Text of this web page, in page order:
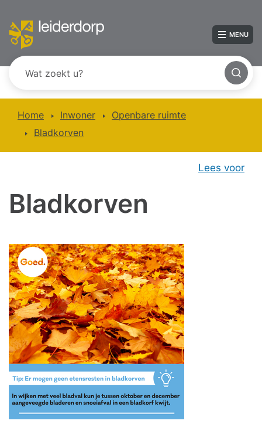
MENU
Home Inwoner
Openbare ruimte
Bladkorven
Lees voor
Bladkorven